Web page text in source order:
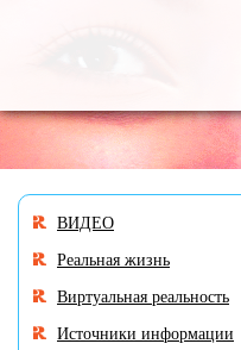
ВИДЕО
Реальная жизнь
Виртуальная реальность
Источники информации